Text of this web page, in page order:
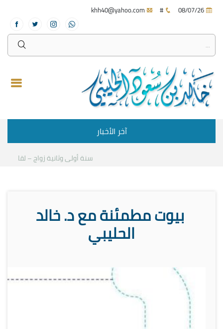
#
آخر الأخبار
سنة أولى وثانية زواج – لقاء مع
بيوت مطمئنة مع د. خالد
الحليبي